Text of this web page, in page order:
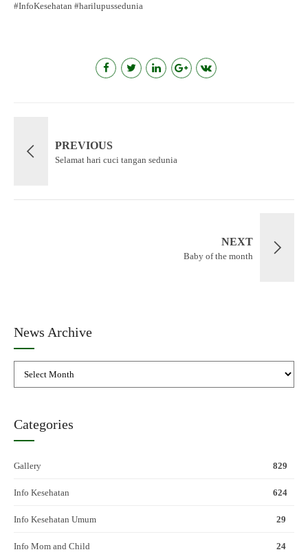
#InfoKesehatan #harilupussedunia
PREVIOUS
Selamat hari cuci tangan sedunia
NEXT
Baby of the month
News Archive
Categories
Gallery 829
Info Kesehatan 624
Info Kesehatan Umum 29
Info Mom and Child 24